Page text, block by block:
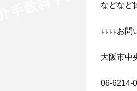
などなど
↓↓↓↓お問
大阪市中
06-6214-